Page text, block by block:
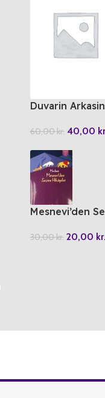
Duvarin
60,00kr. 40,00
Mesnevi’den
30,00kr. 20,00 kr.